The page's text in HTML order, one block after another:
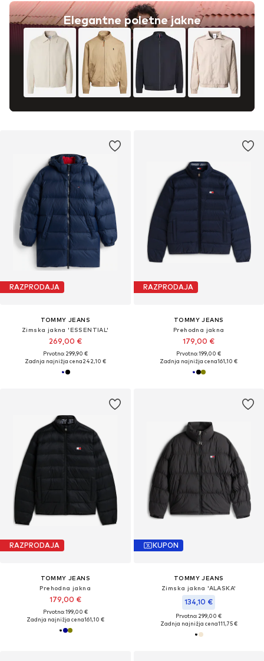
Elegantne poletne jakne
RAZPRODAJA
TOMMY JEANS
Zimska jakna 'ESSENTIAL'
269,00 €
Prvotno: 299,90 €
Zadnja najnižja cena242,10 €
RAZPRODAJA
TOMMY JEANS
Prehodna jakna
179,00 €
Prvotno: 199,00 €
Zadnja najnižja cena161,10 €
RAZPRODAJA
TOMMY JEANS
Prehodna jakna
179,00 €
Prvotno: 199,00 €
Zadnja najnižja cena161,10 €
KUPON
TOMMY JEANS
Zimska jakna 'ALASKA'
134,10 €
Prvotno: 299,00 €
Zadnja najnižja cena111,75 €